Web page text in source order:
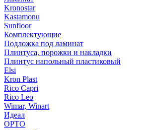
Kronostar
Kastamonu
Sunfloor
Комплектующие
Подложка под ламинат
Плинтуса, порожки и накладки
Плинтус напольный пластиковый
Elsi
Kron Plast
Rico Capri
Rico Leo
Wimar, Winart
Идеал
ОРТО